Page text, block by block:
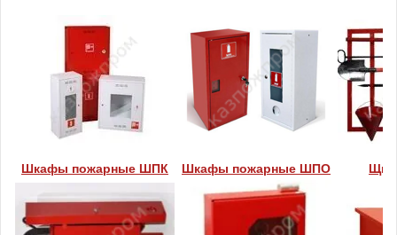
Шкафы пожарные ШПК Шкафы пожарные ШПО